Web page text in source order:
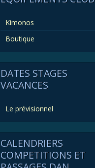
Kimonos
Boutique
DATES STAGES
VACANCES
Le prévisionnel
CALENDRIERS
COMPETITIONS ET